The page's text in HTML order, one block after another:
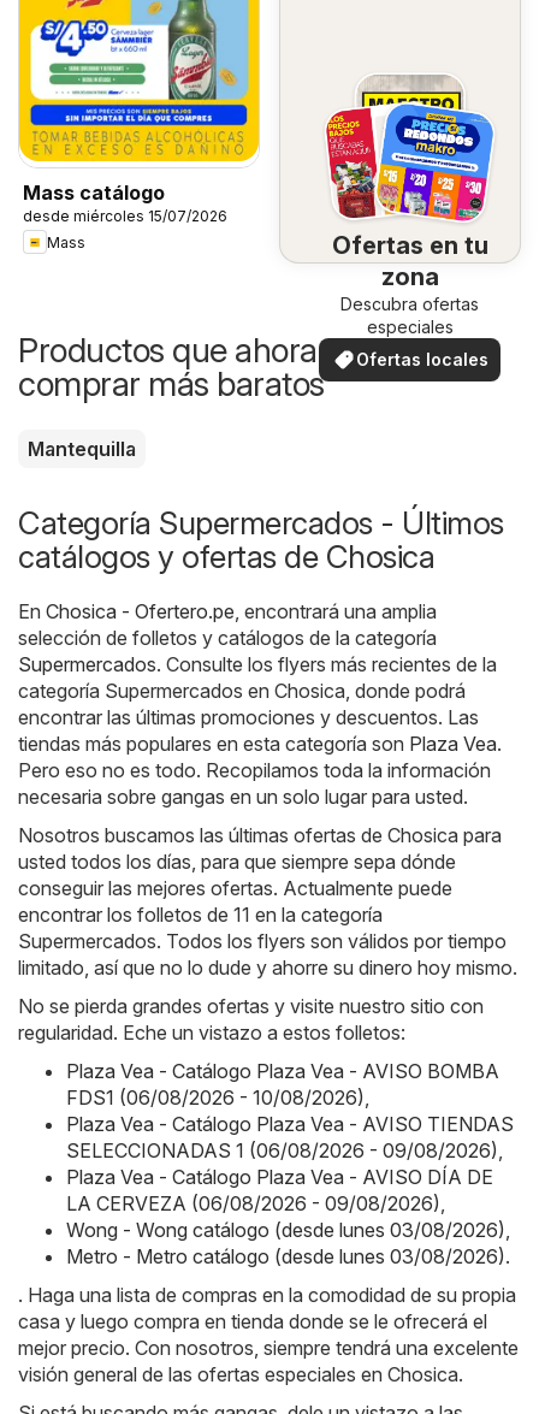
Mass catálogo
desde miércoles 15/07/2026
Mass
Ofertas en tu
zona
Descubra ofertas
especiales
Ofertas locales
Productos que ahora puedes
comprar más baratos
Mantequilla
Categoría Supermercados - Últimos
catálogos y ofertas de Chosica
En Chosica - Ofertero.pe, encontrará una amplia
selección de folletos y catálogos de la categoría
Supermercados. Consulte los flyers más recientes de la
categoría Supermercados en Chosica, donde podrá
encontrar las últimas promociones y descuentos. Las
tiendas más populares en esta categoría son Plaza Vea.
Pero eso no es todo. Recopilamos toda la información
necesaria sobre gangas en un solo lugar para usted.
Nosotros buscamos las últimas ofertas de Chosica para
usted todos los días, para que siempre sepa dónde
conseguir las mejores ofertas. Actualmente puede
encontrar los folletos de 11 en la categoría
Supermercados. Todos los flyers son válidos por tiempo
limitado, así que no lo dude y ahorre su dinero hoy mismo.
No se pierda grandes ofertas y visite nuestro sitio con
regularidad. Eche un vistazo a estos folletos:
Plaza Vea - Catálogo Plaza Vea - AVISO BOMBA
FDS1 (06/08/2026 - 10/08/2026),
Plaza Vea - Catálogo Plaza Vea - AVISO TIENDAS
SELECCIONADAS 1 (06/08/2026 - 09/08/2026),
Plaza Vea - Catálogo Plaza Vea - AVISO DÍA DE
LA CERVEZA (06/08/2026 - 09/08/2026),
Wong - Wong catálogo (desde lunes 03/08/2026),
Metro - Metro catálogo (desde lunes 03/08/2026).
. Haga una lista de compras en la comodidad de su propia
casa y luego compra en tienda donde se le ofrecerá el
mejor precio. Con nosotros, siempre tendrá una excelente
visión general de las ofertas especiales en Chosica.